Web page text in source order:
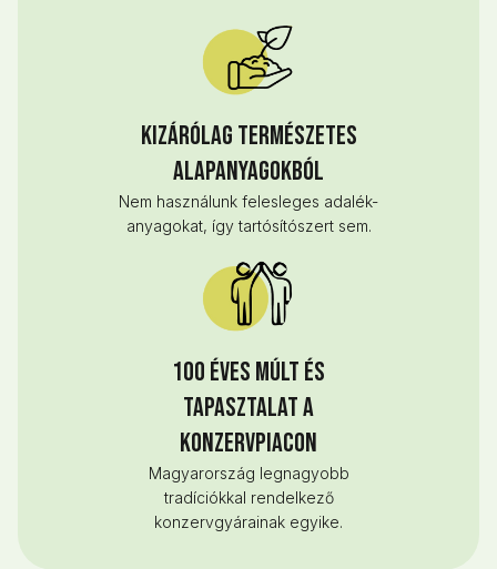
Kizárólag természetes
alapanyagokból
Nem használunk felesleges adalék-
anyagokat, így tartósítószert sem.
100 éves múlt és
tapasztalat a
konzervpiacon
Magyarország legnagyobb
tradíciókkal rendelkező
konzervgyárainak egyike.